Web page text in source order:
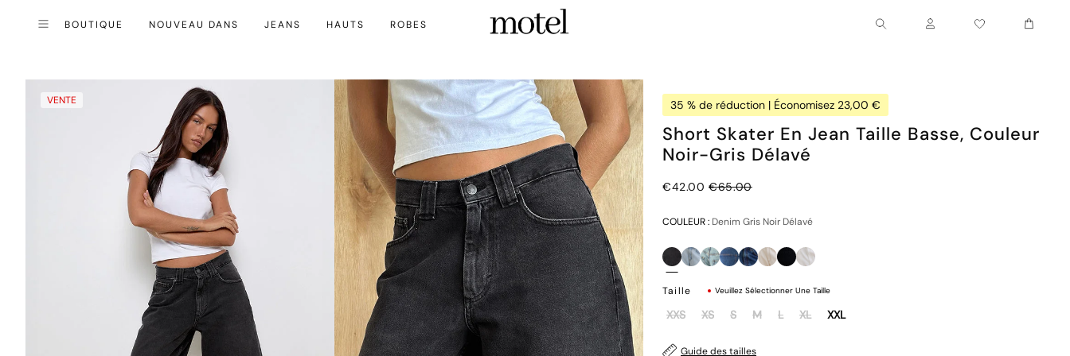
Menu
Fermer (esc)BOUTIQUE NOUVEAU DANS JEANS HAUTS ROBES
Compte Chariot
VENTE 35 % de réduction | Économisez 23,00 €
Short Skater En Jean Taille Basse, Couleur
Noir-Gris Délavé
€42.00Prix normal
€65.00
COULEUR : Denim Gris Noir Délavé
Taille Veuillez Sélectionner Une Taille
XXS XS S M L XL XXL
Guide des tailles